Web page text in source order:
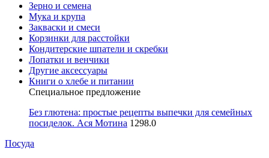
Зерно и семена
Мука и крупа
Закваски и смеси
Корзинки для расстойки
Кондитерские шпатели и скребки
Лопатки и венчики
Другие аксессуары
Книги о хлебе и питании
Специальное предложение
Без глютена: простые рецепты выпечки для семейных
посиделок. Ася Мотина 1298.0
Посуда